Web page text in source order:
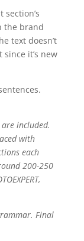
the brand
text doesn’t
it’s new
included.
with
each
200-250
Final